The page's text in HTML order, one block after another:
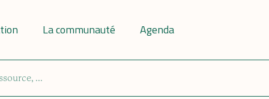
La communauté Agenda